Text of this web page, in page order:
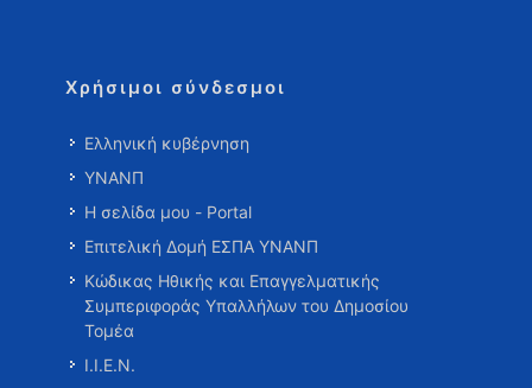
Χρήσιμοι σύνδεσμοι
Ελληνική κυβέρνηση
ΥΝΑΝΠ
Η σελίδα μου - Portal
Επιτελική Δομή ΕΣΠΑ ΥΝΑΝΠ
Κώδικας Ηθικής και Επαγγελματικής
Συμπεριφοράς Υπαλλήλων του Δημοσίου
Τομέα
Ι.Ι.Ε.Ν.